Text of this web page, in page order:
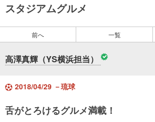
スタジアムグルメ
前へ 一覧
高澤真輝（YS横浜担当）
2018/04/29 －琉球
舌がとろけるグルメ満載！